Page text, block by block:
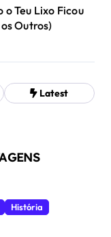
Teu Lixo Ficou
Outros)
Latest
História